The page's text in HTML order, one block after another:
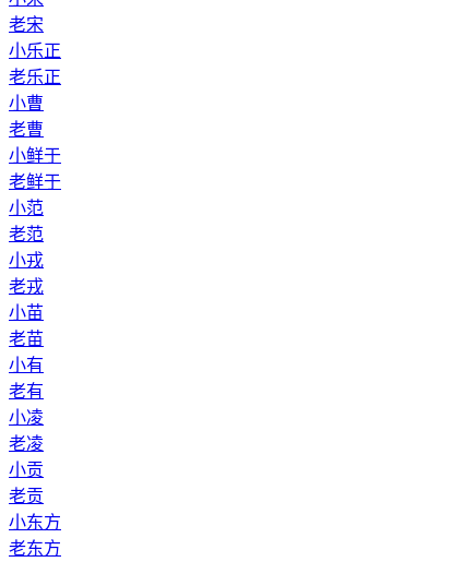
老宋
小乐正
老乐正
小曹
老曹
小鲜于
老鲜于
小范
老范
小戎
老戎
小苗
老苗
小有
老有
小凌
老凌
小贡
老贡
小东方
老东方